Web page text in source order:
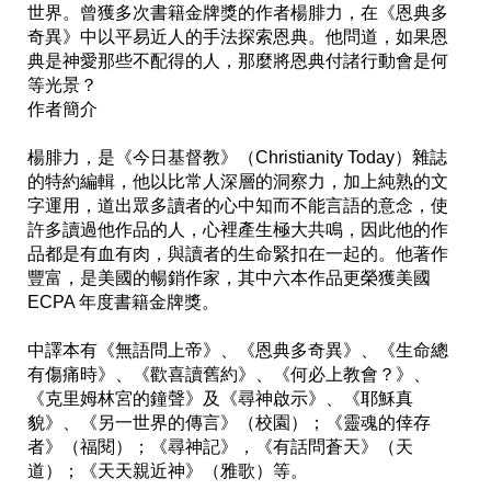
世界。曾獲多次書籍金牌獎的作者楊腓力，在《恩典多
奇異》中以平易近人的手法探索恩典。他問道，如果恩
典是神愛那些不配得的人，那麼將恩典付諸行動會是何
等光景？
作者簡介
楊腓力，是《今日基督教》（Christianity Today）雜誌
的特約編輯，他以比常人深層的洞察力，加上純熟的文
字運用，道出眾多讀者的心中知而不能言語的意念，使
許多讀過他作品的人，心裡產生極大共鳴，因此他的作
品都是有血有肉，與讀者的生命緊扣在一起的。他著作
豐富，是美國的暢銷作家，其中六本作品更榮獲美國
ECPA 年度書籍金牌獎。
中譯本有《無語問上帝》、《恩典多奇異》、《生命總
有傷痛時》、《歡喜讀舊約》、《何必上教會？》、
《克里姆林宮的鐘聲》及《尋神啟示》、《耶穌真
貌》、《另一世界的傳言》（校園）；《靈魂的倖存
者》（福閱）；《尋神記》，《有話問蒼天》（天
道）；《天天親近神》（雅歌）等。